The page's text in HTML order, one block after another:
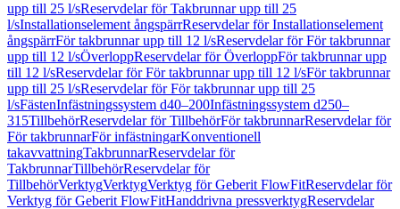
upp till 25 l/sReservdelar för Takbrunnar upp till 25
l/sInstallationselement ångspärrReservdelar för Installationselement
ångspärrFör takbrunnar upp till 12 l/sReservdelar för För takbrunnar
upp till 12 l/sÖverloppReservdelar för ÖverloppFör takbrunnar upp
till 12 l/sReservdelar för För takbrunnar upp till 12 l/sFör takbrunnar
upp till 25 l/sReservdelar för För takbrunnar upp till 25
l/sFästenInfästningssystem d40–200Infästningssystem d250–
315TillbehörReservdelar för TillbehörFör takbrunnarReservdelar för
För takbrunnarFör infästningarKonventionell
takavvattningTakbrunnarReservdelar för
TakbrunnarTillbehörReservdelar för
TillbehörVerktygVerktygVerktyg för Geberit FlowFitReservdelar för
Verktyg för Geberit FlowFitHanddrivna pressverktygReservdelar